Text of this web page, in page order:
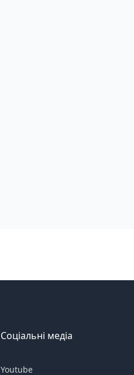
Соціальні медіа
Youtube